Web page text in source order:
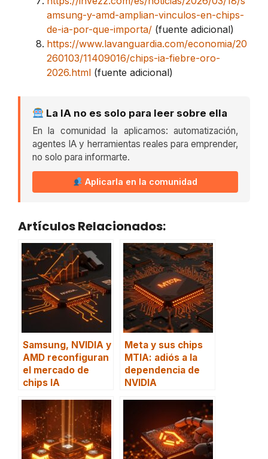
amsung-y-amd-amplian-vinculos-en-chips-
de-ia-por-que-importa/ (fuente adicional)
https://www.lavanguardia.com/economia/20
260103/11409016/chips-ia-fiebre-oro-
2026.html (fuente adicional)
La IA no es solo para leer sobre ella
En la comunidad la aplicamos: automatización,
agentes IA y herramientas reales para emprender,
no solo para informarte.
Aplicarla en la comunidad
Artículos Relacionados:
Samsung, NVIDIA y
AMD reconfiguran
el mercado de
chips IA
Meta y sus chips
MTIA: adiós a la
dependencia de
NVIDIA